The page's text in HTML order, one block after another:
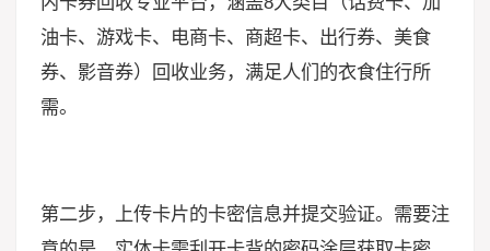
油卡、游戏卡、电商卡、商超卡、出行券、美食
券、影音券）回收业务，满足人们的衣食住行所
需。
第二步，上传卡片的卡密信息并提交验证。需要注